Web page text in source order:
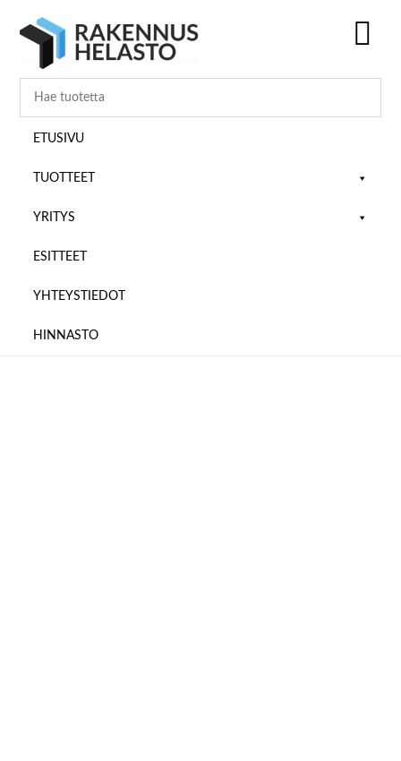
pääsisältöön
ensisijaiseen
alatunnisteeseen
ETUSIVU
TUOTTEET
YRITYS
ESITTEET
YHTEYSTIEDOT
HINNASTO